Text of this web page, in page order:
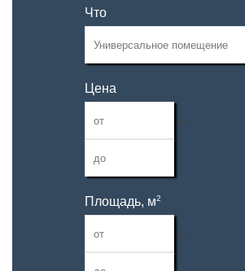
Что
Цена
—
Площадь, м2
—